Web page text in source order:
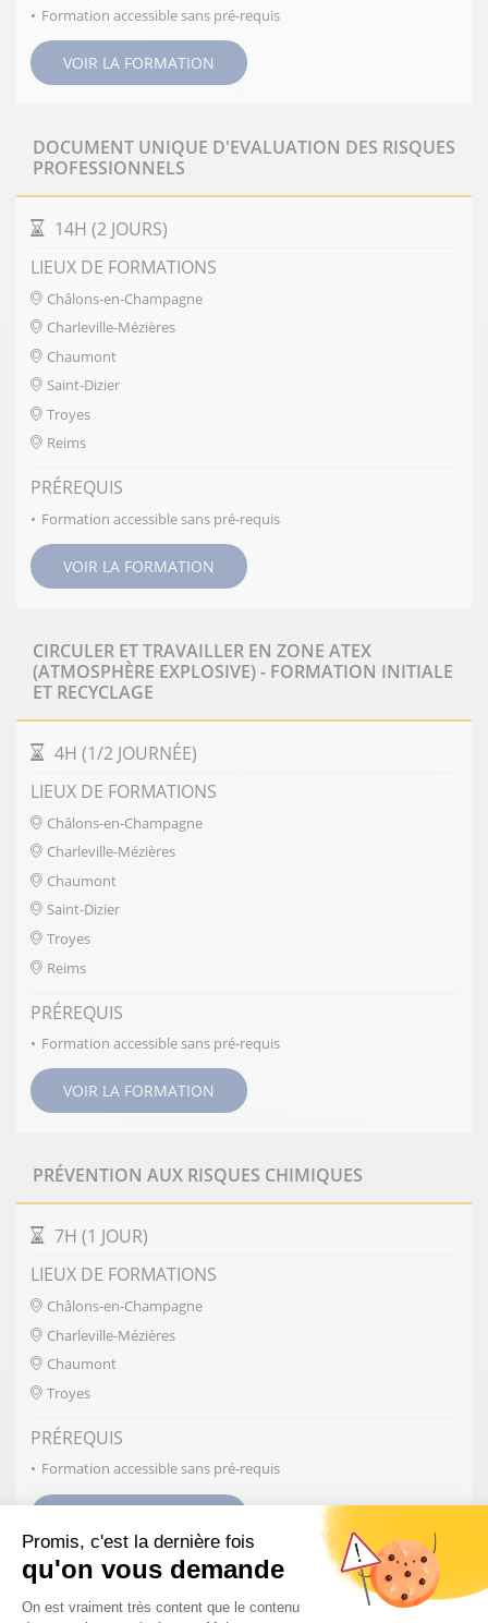
Promis, c'est la dernière fois
qu'on vous demande
Plateforme de Gestion du
On est vraiment très content que le contenu
Formation accessible sans pré-requis
VOIR LA FORMATION
DOCUMENT UNIQUE D'EVALUATION DES RISQUES
PROFESSIONNELS
DURÉE DE LA FORMATION
14H (2 JOURS)
LIEUX DE FORMATIONS
Châlons-en-Champagne
Charleville-Mézières
Chaumont
Saint-Dizier
Troyes
Reims
PRÉREQUIS
Formation accessible sans pré-requis
VOIR LA FORMATION
CIRCULER ET TRAVAILLER EN ZONE ATEX
(ATMOSPHÈRE EXPLOSIVE) - FORMATION INITIALE
ET RECYCLAGE
DURÉE DE LA FORMATION
4H (1/2 JOURNÉE)
LIEUX DE FORMATIONS
Châlons-en-Champagne
Charleville-Mézières
Chaumont
Saint-Dizier
Troyes
Reims
PRÉREQUIS
Formation accessible sans pré-requis
VOIR LA FORMATION
PRÉVENTION AUX RISQUES CHIMIQUES
DURÉE DE LA FORMATION
7H (1 JOUR)
LIEUX DE FORMATIONS
Châlons-en-Champagne
Charleville-Mézières
Chaumont
Troyes
PRÉREQUIS
Formation accessible sans pré-requis
HABILITATION BR-BC-B2V